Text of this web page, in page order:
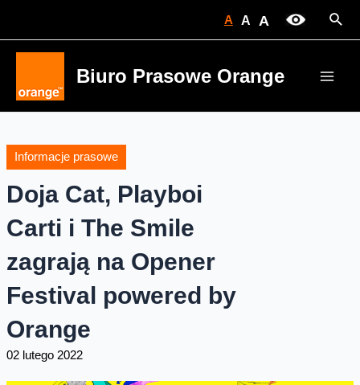
A A A
Biuro Prasowe Orange
Informacje prasowe
Doja Cat, Playboi
Carti i The Smile
zagrają na Opener
Festival powered by
Orange
02 lutego 2022